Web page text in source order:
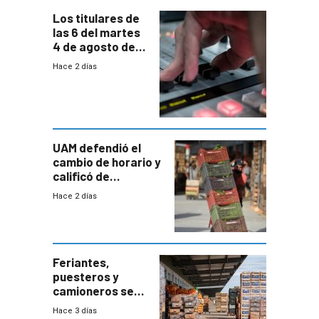
Los titulares de
las 6 del martes
4 de agosto de
2026
Hace 2 días
UAM defendió el
cambio de horario y
calificó de
“desproporcionado”
Hace 2 días
Feriantes,
puesteros y
camioneros se
movilizaron en
Hace 3 días